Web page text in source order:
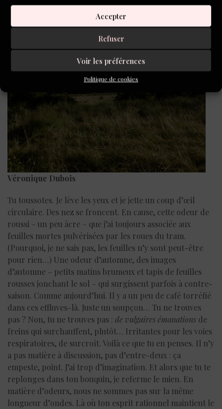
Accepter
Refuser
Voir les préférences
Politique de cookies
Véronique Dubois
Tu toussotes. Je lève les yeux et je jette un coup d’œil
circulaire. Des nez se froncent. En cause, cette odeur de
roussi – un peu âcre – que j’ai toujours associée aux
feuilles mortes pulvérisées par les roues du tram.
(Pourquoi, je ne sais pas, les feuilles n’y sont peut-être
pour rien…) Une odeur d’automne, des images
d’automne – petits matins brumeux et tapis de feuilles
rousses jonchant le sol – qui surgissent parfois à contre-
saison. Comme aujourd’hui. Il y a un peu de café torréfié
dans ces effluves-là. Juste un soupçon… Tu ne trouves
pas ? Non, tu ne trouves pas : de vulgaires émanations de
freins qui surchauffent, plutôt… Irritantes pour les voies
respiratoires, de surcroît. Voilà ce que tu en penses. Il n’y
a pas matière à discussion, pas d’entre-deux : ça
empeste, point. J’ai trop d’imagination. Et alors que tu te
replonges dans ton bouquin, je referme le mien. En
matière d’odeurs, nous ne sommes pas sur la même
longueur d’ondes. Là où ton esprit rationnel maintient le